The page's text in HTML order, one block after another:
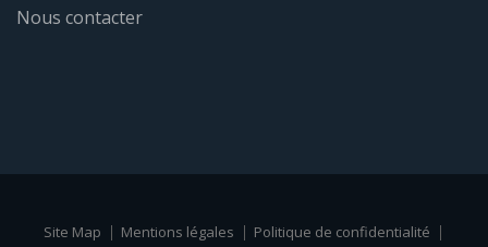
Nous contacter
Site Map Mentions légales Politique de confidentialité